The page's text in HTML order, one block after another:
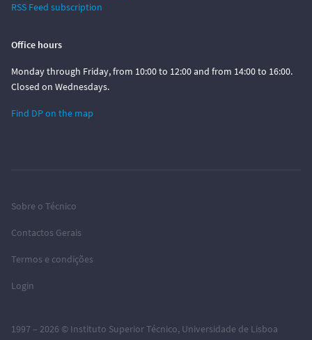
RSS Feed subscription
Office hours
Monday through Friday, from 10:00 to 12:00 and from 14:00 to 16:00.
Closed on Wednesdays.
Find DP on the map
Sobre o Técnico
Contactos Gerais
Termos e condições
Login
1997 – 2026 © Instituto Superior Técnico, Universidade de Lisboa